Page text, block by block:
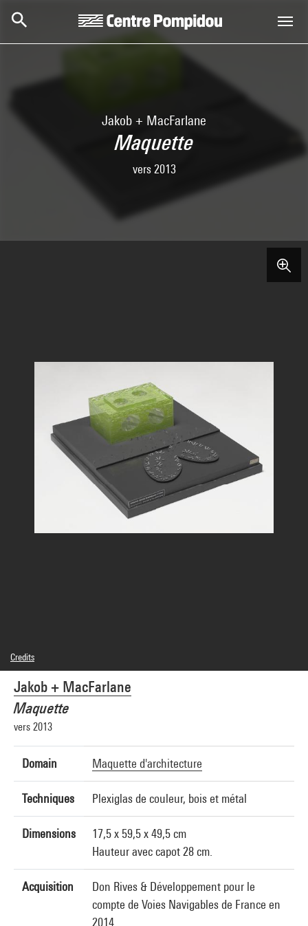
Jakob + MacFarlane
Maquette
vers 2013
Jakob + MacFarlane
Maquette
vers 2013
Domain Maquette d'architecture
Techniques Plexiglas de couleur, bois et métal
Dimensions
17,5 x 59,5 x 49,5 cm
Hauteur avec capot 28 cm.
Acquisition
Don Rives & Développement pour le
compte de Voies Navigables de France en
2014
Credits
© Adagp, Paris
Photo credits : Centre Pompidou, MNAM-CCI/Georges Meguerditchian/Dist.
GrandPalaisRmn
Image reference : 4N27476
Image presentation :